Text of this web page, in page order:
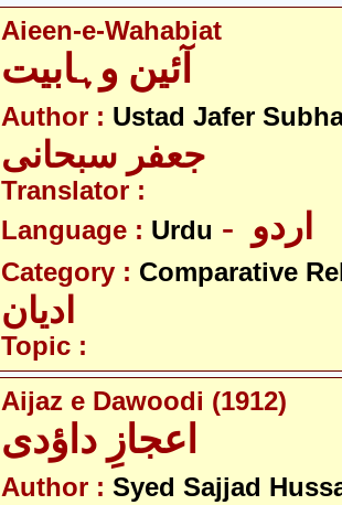
Aieen-e-Wahabiat
آئین وہابیت
Author : Ustad Jafer
جعفر سبحانی
Translator :
Language : Urdu
Category : Comparative
ادیان
Topic :
Aijaz e Dawoodi (1912)
اعجازِ داؤدی
Author : Syed Sajjad